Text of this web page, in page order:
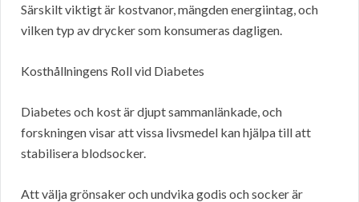
Särskilt viktigt är kostvanor, mängden energiintag, och
vilken typ av drycker som konsumeras dagligen.
Kosthållningens Roll vid Diabetes
Diabetes och kost är djupt sammanlänkade, och
forskningen visar att vissa livsmedel kan hjälpa till att
stabilisera blodsocker.
Att välja grönsaker och undvika godis och socker är